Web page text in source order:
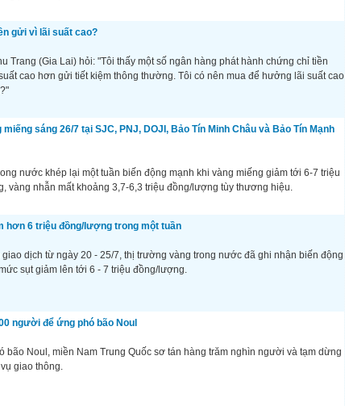
gửi vì lãi suất cao?
Trang (Gia Lai) hỏi: "Tôi thấy một số ngân hàng phát hành chứng chỉ tiền
cao hơn gửi tiết kiệm thông thường. Tôi có nên mua để hưởng lãi suất cao
sáng 26/7 tại SJC, PNJ, DOJI, Bảo Tín Minh Châu và Bảo Tín Mạnh
nước khép lại một tuần biến động mạnh khi vàng miếng giảm tới 6-7 triệu
vàng nhẫn mất khoảng 3,7-6,3 triệu đồng/lượng tùy thương hiệu.
hơn 6 triệu đồng/lượng trong một tuần
giao dịch từ ngày 20 - 25/7, thị trường vàng trong nước đã ghi nhận biến động
sụt giảm lên tới 6 - 7 triệu đồng/lượng.
người để ứng phó bão Noul
bão Noul, miền Nam Trung Quốc sơ tán hàng trăm nghìn người và tạm dừng
giao thông.